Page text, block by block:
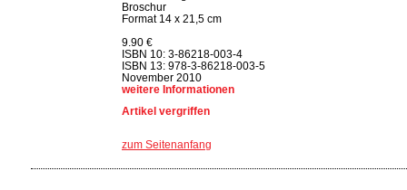
Broschur
Format 14 x 21,5 cm
9.90 €
ISBN 10: 3-86218-003-4
ISBN 13: 978-3-86218-003-5
November 2010
weitere Informationen
Artikel vergriffen
zum Seitenanfang